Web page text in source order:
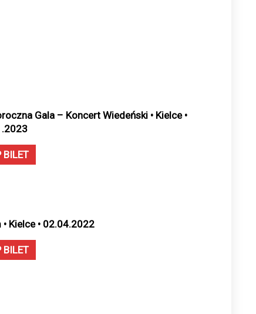
Gala – Koncert Wiedeński • Kielce •
BILET
• Kielce • 02.04.2022
BILET